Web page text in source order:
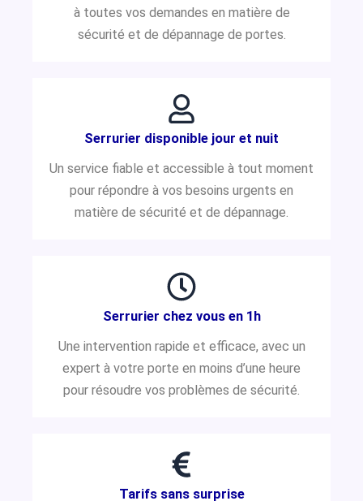
à toutes vos demandes en matière de
sécurité et de dépannage de portes.
Serrurier disponible jour et nuit
Un service fiable et accessible à tout moment
pour répondre à vos besoins urgents en
matière de sécurité et de dépannage.
Serrurier chez vous en 1h
Une intervention rapide et efficace, avec un
expert à votre porte en moins d’une heure
pour résoudre vos problèmes de sécurité.
Tarifs sans surprise